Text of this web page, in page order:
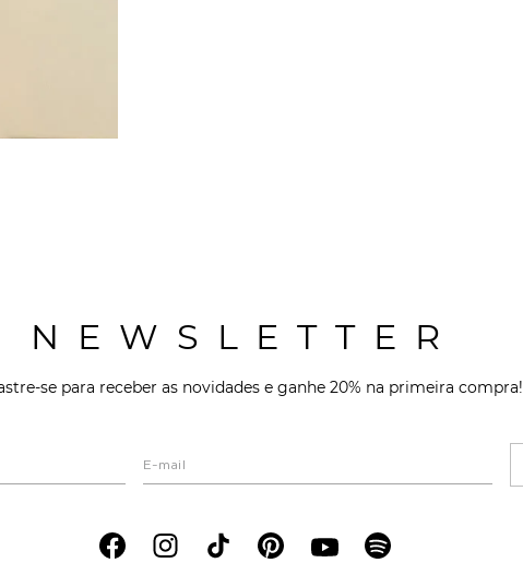
NEWSLETTER
se para receber as novidades e ganhe 20% na primeira compra!